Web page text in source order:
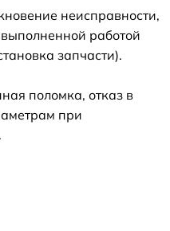
неисправности,
работой
запчасти).
поломка, отказ в
при